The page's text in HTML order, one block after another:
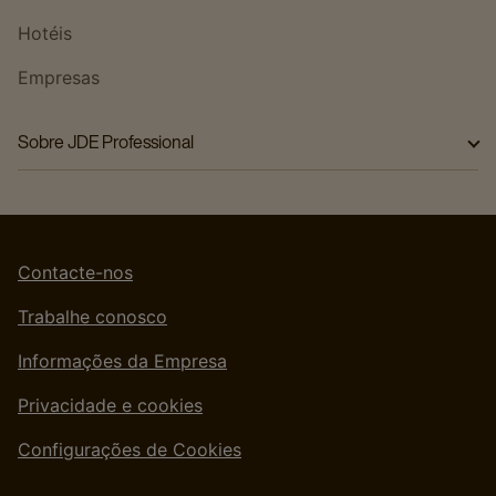
Hotéis
Empresas
Sobre JDE Professional
Nossas soluções
Maquina Cafitesse
Sustentabilidade
Atendimento ao cliente
Contacte-nos
Trabalhe conosco
Informações da Empresa
Privacidade e cookies
Configurações de Cookies